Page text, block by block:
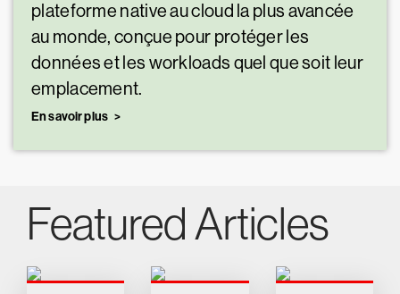
plateforme native au cloud la plus avancée
au monde, conçue pour protéger les
données et les workloads quel que soit leur
emplacement.
En savoir plus
Featured Articles